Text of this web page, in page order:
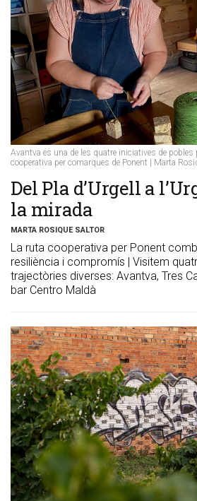
Avantva és una de les quatre iniciatives de
cooperativa per comarques de Ponent | Marta
Del Pla d’Urgell a
la mirada
MARTA ROSIQUE SALTOR
La ruta cooperativa per Ponent
resiliència i compromís | Visitem
trajectòries diverses: Avantva, Tres
bar Centro Maldà